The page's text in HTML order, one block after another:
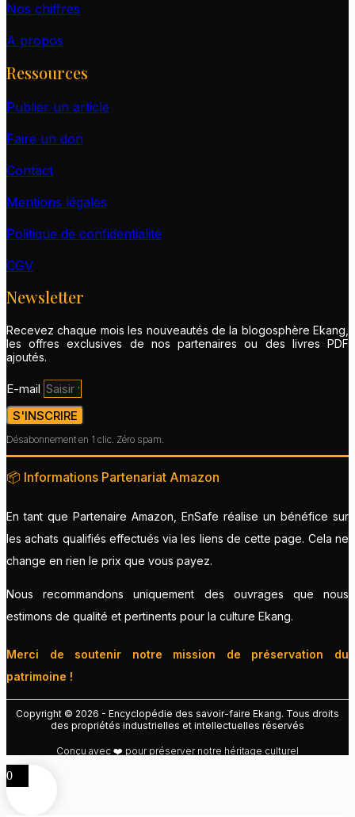
Nos chiffres
A propos
Ressources
Publier un article
Faire un don
Contact
Mentions légales
Politique de confidentialité
CGV
Newsletter
Recevez chaque mois les nouveautés de la blogosphère Ekang,
les offres exclusives de nos partenaires ou des livres PDF
ajoutés.
E-mail
S'INSCRIRE
Désabonnement en 1 clic. Zéro spam.
📦 Informations Partenariat Amazon
En tant que Partenaire Amazon, EnSafe réalise un bénéfice sur
les achats qualifiés effectués via les liens de cette page. Cela ne
change en rien le prix que vous payez.
Nous recommandons uniquement des ouvrages que nous
estimons de qualité et pertinents pour la culture Ekang.
Merci de soutenir notre mission de préservation du
patrimoine !
Copyright © 2026 - Encyclopédie des savoir-faire Ekang. Tous droits
des propriétés industrielles et intellectuelles réservés
Conçu avec ❤️ pour préserver notre héritage culturel
0